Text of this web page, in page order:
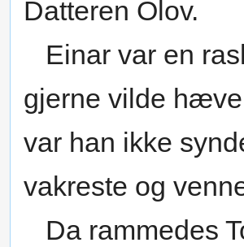
Datteren Olov.
Einar var en
gjerne vilde
var han ikke
vakreste og
Da rammedes